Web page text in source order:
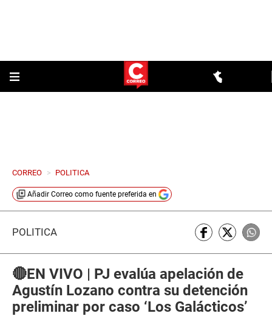
CORREO > POLITICA
Añadir Correo como fuente preferida en
POLÍTICA
🔴EN VIVO | PJ evalúa apelación de
Agustín Lozano contra su detención
preliminar por caso ‘Los Galácticos’